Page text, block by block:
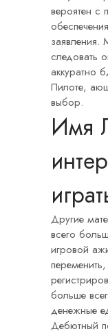
вероятен
заявления.
следовать
аккуратно
Пилоте,
выбор.
Имя
Другие
всего
игровой
больше
денежные
Дебютный